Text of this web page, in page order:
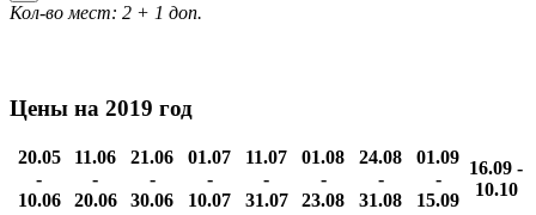
Кол-во мест: 2 + 1 доп.
Цены на 2019 год
20.05
-
10.06
11.06
-
20.06
21.06
-
30.06
01.07
-
10.07
11.07
-
31.07
01.08
-
23.08
24.08
-
31.08
01.09
-
15.09
16.09 -
10.10